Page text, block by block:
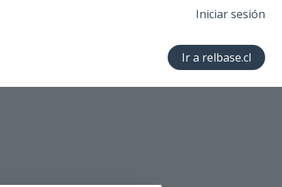
Iniciar sesión
Ir a relbase.cl